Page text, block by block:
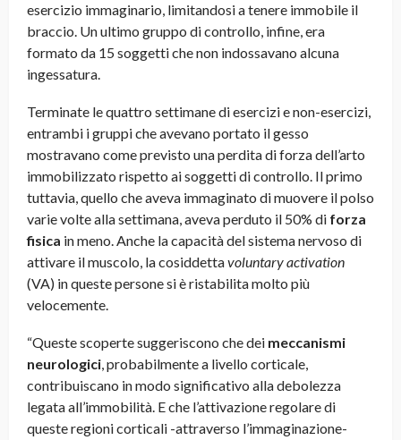
esercizio immaginario, limitandosi a tenere immobile il
braccio. Un ultimo gruppo di controllo, infine, era
formato da 15 soggetti che non indossavano alcuna
ingessatura.
Terminate le quattro settimane di esercizi e non-esercizi,
entrambi i gruppi che avevano portato il gesso
mostravano come previsto una perdita di forza dell’arto
immobilizzato rispetto ai soggetti di controllo. Il primo
tuttavia, quello che aveva immaginato di muovere il polso
varie volte alla settimana, aveva perduto il 50% di forza
fisica in meno. Anche la capacità del sistema nervoso di
attivare il muscolo, la cosiddettavoluntary activation
(VA) in queste persone si è ristabilita molto più
velocemente.
“Queste scoperte suggeriscono che dei meccanismi
neurologici, probabilmente a livello corticale,
contribuiscano in modo significativo alla debolezza
legata all’immobilità. E che l’attivazione regolare di
queste regioni corticali -attraverso l’immaginazione-